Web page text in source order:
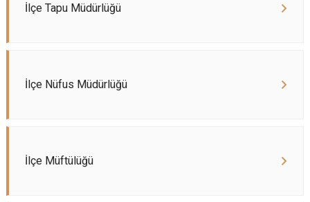
İlçe Tapu Müdürlüğü
İlçe Nüfus Müdürlüğü
İlçe Müftülüğü